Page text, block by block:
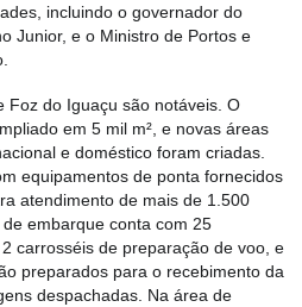
incluindo o governador do
Junior, e o Ministro de Portos e
Foz do Iguaçu são notáveis. O
em 5 mil m², e novas áreas
e doméstico foram criadas.
equipamentos de ponta fornecidos
atendimento de mais de 1.500
embarque conta com 25
carrosséis de preparação de voo, e
preparados para o recebimento da
despachadas. Na área de